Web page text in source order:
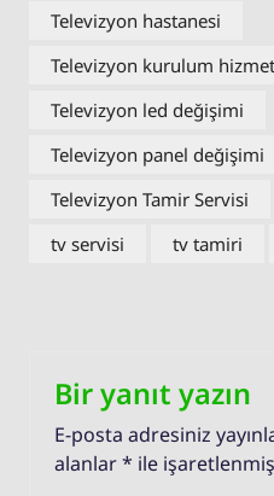
Televizyon hastanesi
Televizyon kurulum
Televizyon led değişimi
Televizyon panel değişimi
Televizyon Tamir Servisi
tv servisi
tv tamiri
Bir yanıt yazın
E-posta adresiniz
alanlar* ile